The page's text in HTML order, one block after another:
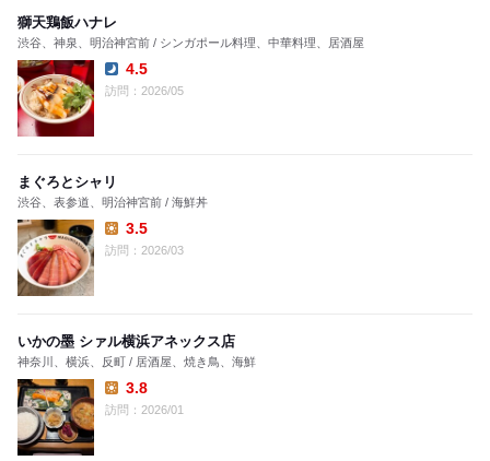
獅天鶏飯ハナレ
渋谷、神泉、明治神宮前 / シンガポール料理、中華料理、居酒屋
Dinner:
4.5
訪問：2026/05
まぐろとシャリ
渋谷、表参道、明治神宮前 / 海鮮丼
Lunch:
3.5
訪問：2026/03
いかの墨 シァル横浜アネックス店
神奈川、横浜、反町 / 居酒屋、焼き鳥、海鮮
Lunch:
3.8
訪問：2026/01